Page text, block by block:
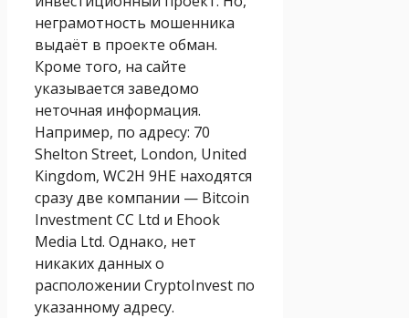
неграмотность мошенника
выдаёт в проекте обман.
Кроме того, на сайте
указывается заведомо
неточная информация.
Например, по адресу: 70
Shelton Street, London, United
Kingdom, WC2H 9HE находятся
сразу две компании — Bitcoin
Investment CC Ltd и Ehook
Media Ltd. Однако, нет
никаких данных о
расположении CryptoInvest по
указанному адресу.